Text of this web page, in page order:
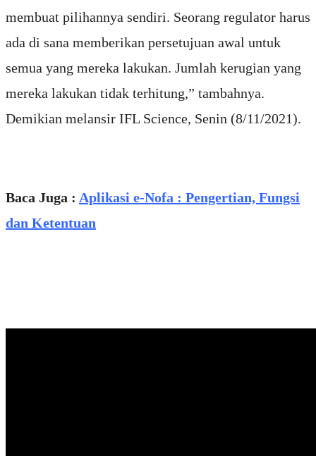
membuat pilihannya sendiri. Seorang regulator harus
ada di sana memberikan persetujuan awal untuk
semua yang mereka lakukan. Jumlah kerugian yang
mereka lakukan tidak terhitung,” tambahnya.
Demikian melansir IFL Science, Senin (8/11/2021).
Baca Juga : Aplikasi e-Nofa : Pengertian, Fungsi
dan Ketentuan